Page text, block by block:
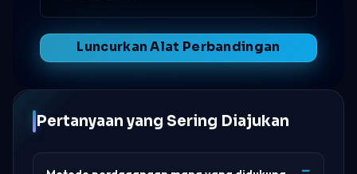
Luncurkan Alat Perbandingan
Pertanyaan yang Sering Diajukan